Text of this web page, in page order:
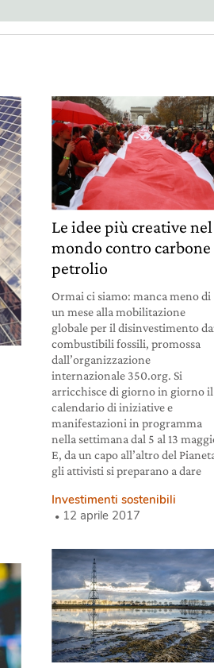
Le idee più creative nel
mondo contro carbone
petrolio
Ormai ci siamo: manca meno di
un mese alla mobilitazione
globale per il disinvestimento
combustibili fossili, promossa
dall’organizzazione
internazionale 350.org. Si
arricchisce di giorno in giorno il
calendario di iniziative e
manifestazioni in programma
nella settimana dal 5 al 13
E, da un capo all’altro del
gli attivisti si preparano a dare
Investimenti sostenibili
12 aprile 2017